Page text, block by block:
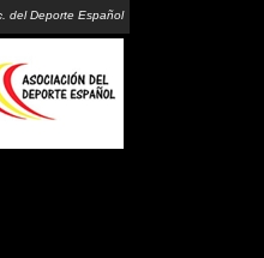
del Deporte Español